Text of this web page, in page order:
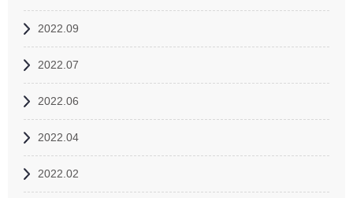
2022.09
2022.07
2022.06
2022.04
2022.02